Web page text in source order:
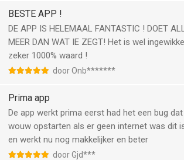
- MS Office: doc, xls, ppt, docx, xlsx, pptx
- Web: htm, html, webarchive
- Archive: zip, rar
- Others: …… (unreadable, save only)
Persian.
More and more features are coming. Get it
--
BESTE APP !
DE APP IS HELEMAAL FANTASTIC ! DOET
MEER DAN WAT IE ZEGT! Het is wel
zeker 1000% waard !
door Onb*******
Prima app
De app werkt prima eerst had het een bug
wouw opstarten als er geen internet was dit
en werkt nu nog makkelijker en beter
door Gjd***